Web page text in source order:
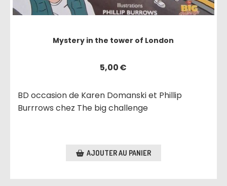
Mystery in the tower of London
5,00€
BD occasion de Karen Domanski et Phillip
Burrrows chez The big challenge
AJOUTER AU PANIER